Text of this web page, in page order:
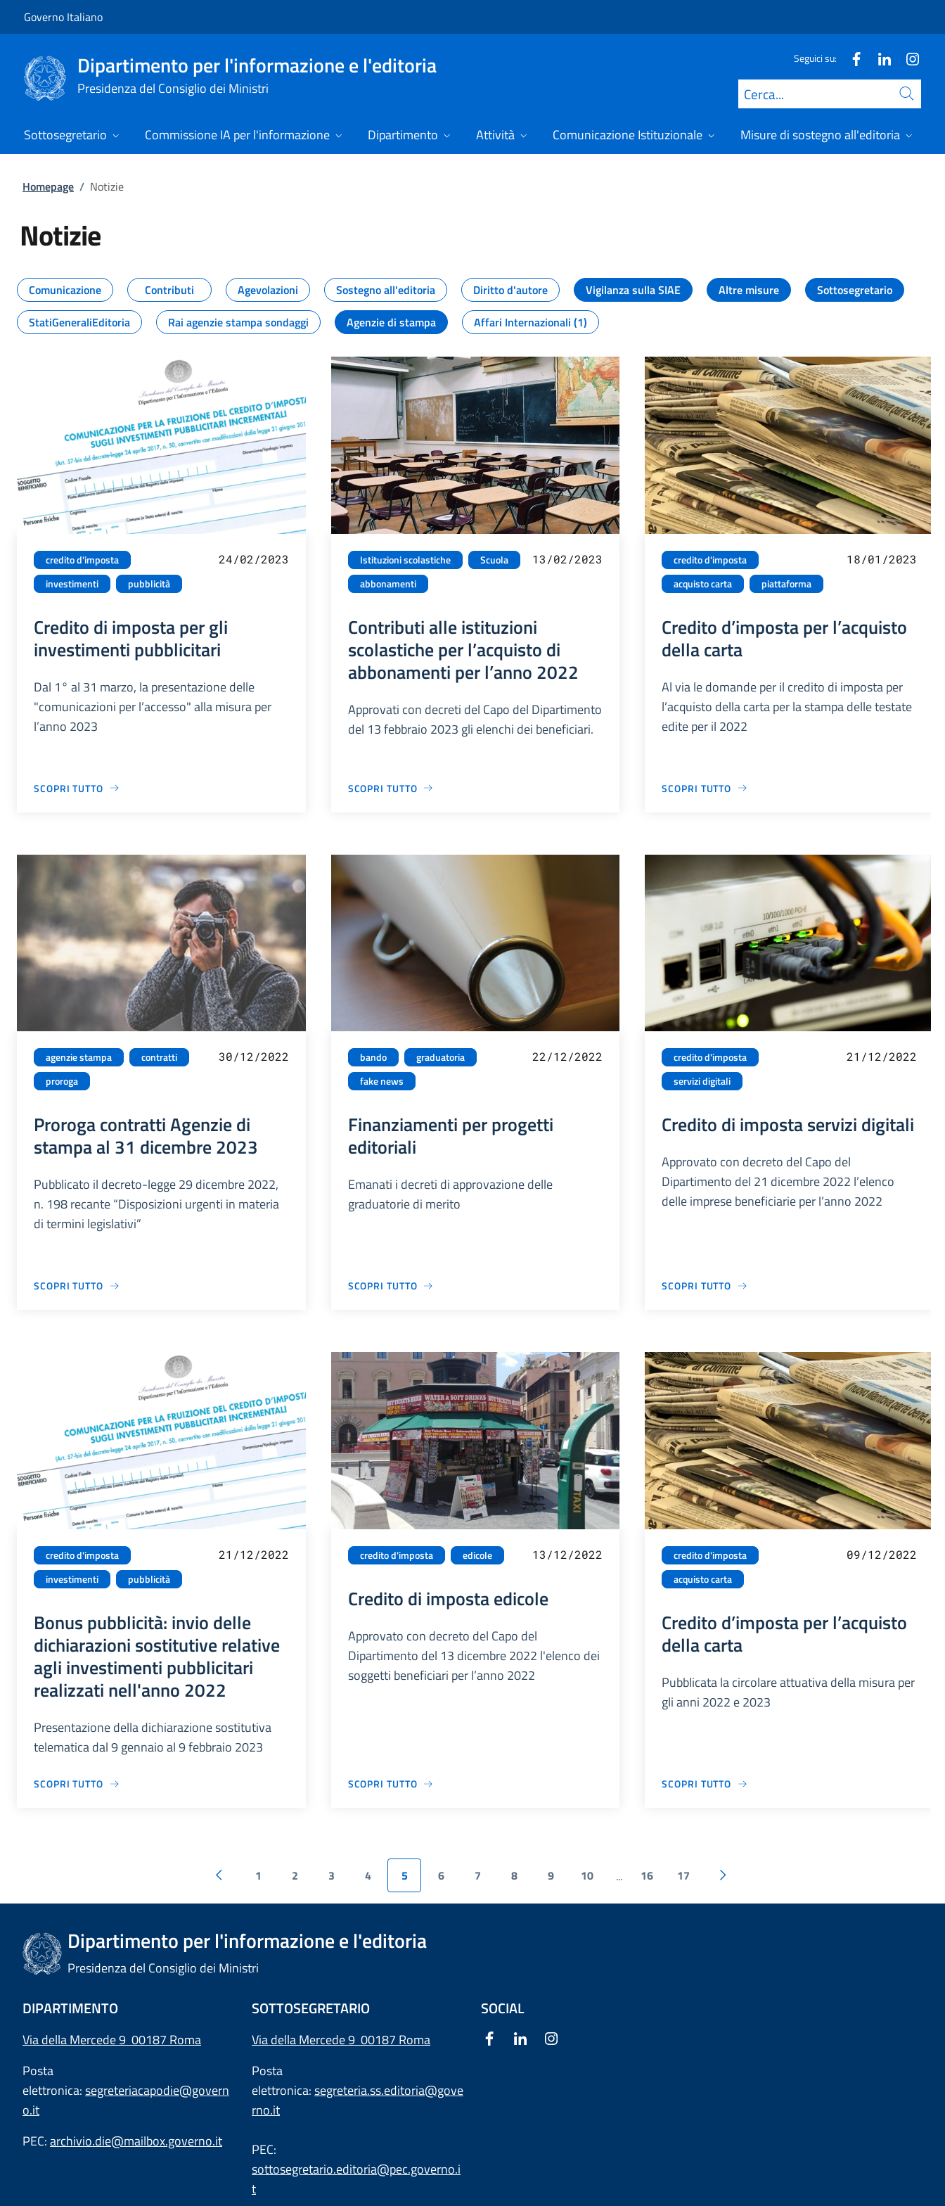
Governo Italiano
Dipartimento per l'informazione e l'editoria
Presidenza del Consiglio dei Ministri
Seguici su:
Cerca
Sottosegretario Commissione IA per l'informazione Dipartimento Attività Comunicazione Istituzionale Misure di sostegno all'editoria
Homepage / Notizie
Notizie
Tutti i contenuti della pagina Notizie
Comunicazione Contributi Agevolazioni Sostegno all'editoria Diritto d'autore Vigilanza sulla SIAE Altre misure
Sottosegretario
StatiGeneraliEditoria
Rai agenzie stampa sondaggi Agenzie di stampa Affari Internazionali (1)
credito d'imposta
investimenti
pubblicità
24/02/2023
Credito di imposta per gli
investimenti pubblicitari
Dal 1° al 31 marzo, la presentazione delle
"comunicazioni per l’accesso" alla misura per
l’anno 2023
SCOPRI TUTTO
Istituzioni scolastiche
Scuola
abbonamenti
13/02/2023
Contributi alle istituzioni
scolastiche per l’acquisto di
abbonamenti per l’anno 2022
Approvati con decreti del Capo del Dipartimento
del 13 febbraio 2023 gli elenchi dei beneficiari.
SCOPRI TUTTO
credito d'imposta
acquisto carta
piattaforma
18/01/2023
Credito d’imposta per l’acquisto
della carta
Al via le domande per il credito di imposta per
l’acquisto della carta per la stampa delle testate
edite per il 2022
SCOPRI TUTTO
agenzie stampa
contratti
proroga
30/12/2022
Proroga contratti Agenzie di
stampa al 31 dicembre 2023
Pubblicato il decreto-legge 29 dicembre 2022,
n. 198 recante “Disposizioni urgenti in materia
di termini legislativi”
SCOPRI TUTTO
bando
graduatoria
fake news
22/12/2022
Finanziamenti per progetti
editoriali
Emanati i decreti di approvazione delle
graduatorie di merito
SCOPRI TUTTO
credito d'imposta
servizi digitali
21/12/2022
Credito di imposta servizi digitali
Approvato con decreto del Capo del
Dipartimento del 21 dicembre 2022 l’elenco
delle imprese beneficiarie per l’anno 2022
SCOPRI TUTTO
credito d'imposta
investimenti
pubblicità
21/12/2022
Bonus pubblicità: invio delle
dichiarazioni sostitutive relative
agli investimenti pubblicitari
realizzati nell'anno 2022
Presentazione della dichiarazione sostitutiva
telematica dal 9 gennaio al 9 febbraio 2023
SCOPRI TUTTO
credito d'imposta edicole 13/12/2022
Credito di imposta edicole
Approvato con decreto del Capo del
Dipartimento del 13 dicembre 2022 l'elenco dei
soggetti beneficiari per l’anno 2022
SCOPRI TUTTO
credito d'imposta
acquisto carta
09/12/2022
Credito d’imposta per l’acquisto
della carta
Pubblicata la circolare attuativa della misura per
gli anni 2022 e 2023
SCOPRI TUTTO
1 2 3 4 5 6 7 8 9 10 ... 16 17
Dipartimento per l'informazione e l'editoria
Presidenza del Consiglio dei Ministri
DIPARTIMENTO
Via della Mercede 9 00187 Roma
Posta
elettronica:segreteriacapodie@govern
o.it
PEC:archivio.die@mailbox.governo.it
SOTTOSEGRETARIO
Via della Mercede 9 00187 Roma
Posta
elettronica:segreteria.ss.editoria@gove
rno.it
PEC:
sottosegretario.editoria@pec.governo.i
t
SOCIAL